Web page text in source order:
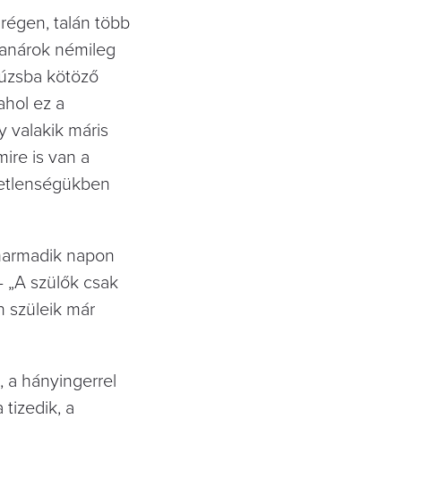
talán több
némileg
kötöző
ez a
valakik máris
is van a
napon
szülők csak
szüleik már
a hányingerrel
tizedik, a